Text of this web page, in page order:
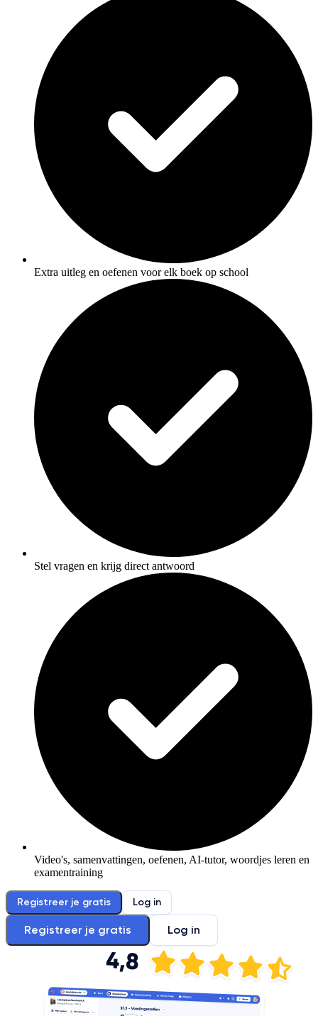
Extra uitleg en oefenen voor elk boek op school
Stel vragen en krijg direct antwoord
Video's, samenvattingen, oefenen, AI-tutor, woordjes leren en
examentraining
Registreer je gratis Log in
Registreer je gratis Log in